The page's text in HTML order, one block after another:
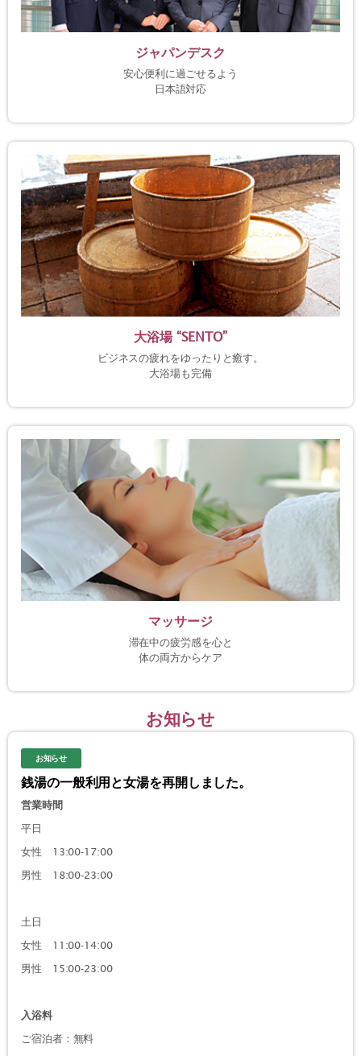
ジャパンデスク
安心便利に過ごせるよう
日本語対応
大浴場 “SENTO”
ビジネスの疲れをゆったりと癒す。
大浴場も完備
マッサージ
滞在中の疲労感を心と
体の両方からケア
お知らせ
お知らせ
銭湯の一般利用と女湯を再開しました。
営業時間
平日
女性 13:00-17:00
男性 18:00-23:00
土日
女性 11:00-14:00
男性 15:00-23:00
入浴料
ご宿泊者：無料